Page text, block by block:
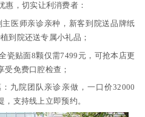
惠，切实让利消费者：
主医师亲诊亲种，新客到院送品牌纸
到院还送专属小礼品；
瓷贴面8颗仅需7499元，可抢本店更
免费口腔检查；
九院团队亲诊亲做，一口价32000
支持线上立即预约。